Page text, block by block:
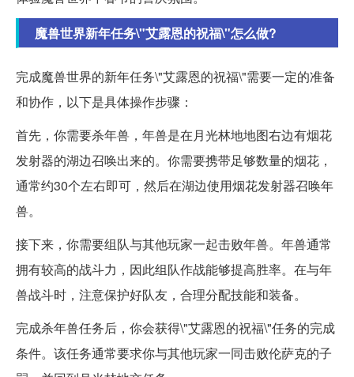
魔兽世界新年任务\"艾露恩的祝福\"怎么做?
完成魔兽世界的新年任务\"艾露恩的祝福\"需要一定的准备
和协作，以下是具体操作步骤：
首先，你需要杀年兽，年兽是在月光林地地图右边有烟花
发射器的湖边召唤出来的。你需要携带足够数量的烟花，
通常约30个左右即可，然后在湖边使用烟花发射器召唤年
兽。
接下来，你需要组队与其他玩家一起击败年兽。年兽通常
拥有较高的战斗力，因此组队作战能够提高胜率。在与年
兽战斗时，注意保护好队友，合理分配技能和装备。
完成杀年兽任务后，你会获得\"艾露恩的祝福\"任务的完成
条件。该任务通常要求你与其他玩家一同击败伦萨克的子